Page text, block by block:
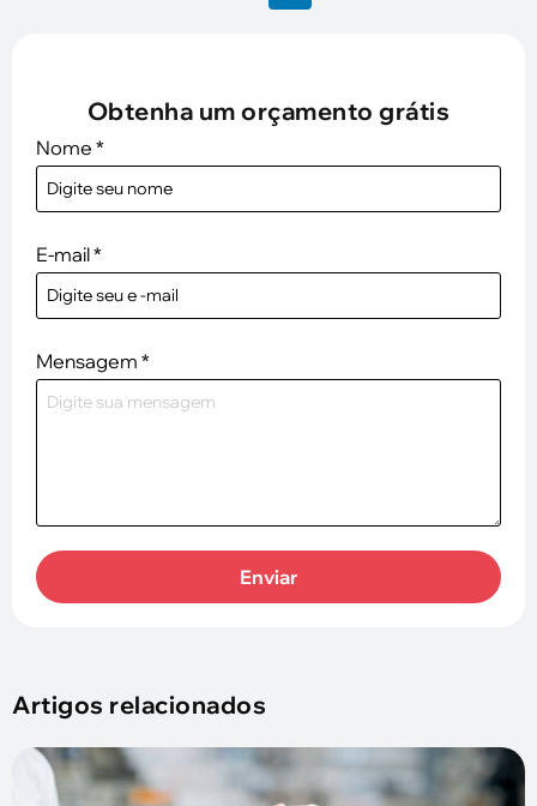
Obtenha um orçamento grátis
Nome *
E-mail*
Mensagem *
Enviar
Artigos relacionados